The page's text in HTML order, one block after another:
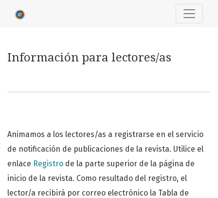
Información para lectores/as
Animamos a los lectores/as a registrarse en el servicio
de notificación de publicaciones de la revista. Utilice el
enlace Registro de la parte superior de la página de
inicio de la revista. Como resultado del registro, el
lector/a recibirá por correo electrónico la Tabla de